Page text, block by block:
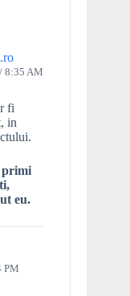
8:35 AM
fi
in
primi
eu.
PM